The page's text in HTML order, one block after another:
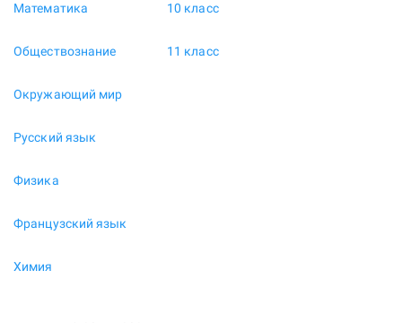
Математика
Обществознание
Окружающий мир
Русский язык
Физика
Французский язык
Химия
10 класс
11 класс